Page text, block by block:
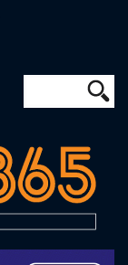
Φόρμα
Αναζήτηση